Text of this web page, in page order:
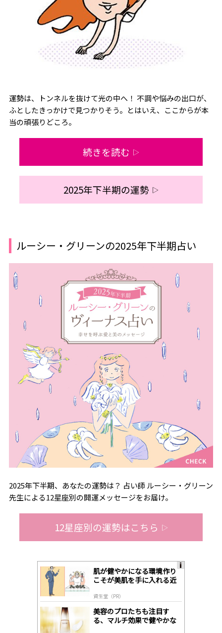
運勢は、トンネルを抜けて光の中へ！ 不調や悩みの出口が、
ふとしたきっかけで見つかりそう。とはいえ、ここからが本
当の頑張りどころ。
続きを読む ▷
2025年下半期の運勢 ▷
ルーシー・グリーンの2025年下半期占い
2025年下半期、あなたの運勢は？ 占い師 ルーシー・グリーン
先生による12星座別の開運メッセージをお届け。
12星座別の運勢はこちら ▷
肌が健やかになる環境作り
こそが美肌を手に入れる近
資生堂（PR）
美容のプロたちも注目す
る、マルチ効果で健やかな